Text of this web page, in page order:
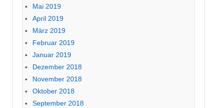
Mai 2019
April 2019
März 2019
Februar 2019
Januar 2019
Dezember 2018
November 2018
Oktober 2018
September 2018